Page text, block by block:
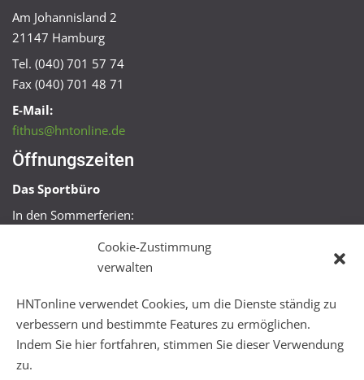
Cookie-Zustimmung
verwalten
HNTonline verwendet Cookies, um die Dienste ständig zu
verbessern und bestimmte Features zu ermöglichen.
Indem Sie hier fortfahren, stimmen Sie dieser Verwendung
zu.
Am Johannisland 2
21147 Hamburg
Tel. (040) 701 57 74
Fax (040) 701 48 71
E-Mail:
fithus@hntonline.de
Öffnungszeiten
Das Sportbüro
In den Sommerferien:
Mo + Mi 16:00 – 18:00 Uhr
Mo – Fr 08:00 – 22:00 Uhr
Sa + So 10:00 – 18:00 Uhr